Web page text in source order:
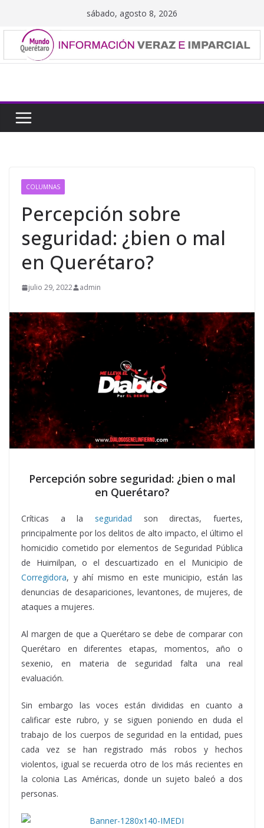
contenido
sábado, agosto 8, 2026
COLUMNAS
Percepción sobre
seguridad: ¿bien o mal
en Querétaro?
julio 29, 2022 admin
Percepción sobre seguridad: ¿bien o mal
en Querétaro?
Críticas a la seguridad son directas, fuertes,
principalmente por los delitos de alto impacto, el último el
homicidio cometido por elementos de Seguridad Pública
de Huimilpan, o el descuartizado en el Municipio de
Corregidora, y ahí mismo en este municipio, están las
denuncias de desapariciones, levantones, de mujeres, de
ataques a mujeres.
Al margen de que a Querétaro se debe de comparar con
Querétaro en diferentes etapas, momentos, año o
sexenio, en materia de seguridad falta una real
evaluación.
Sin embargo las voces están divididas en cuanto a
calificar este rubro, y se siguen poniendo en duda el
trabajo de los cuerpos de seguridad en la entidad, pues
cada vez se han registrado más robos y hechos
violentos, igual se recuerda otro de los más recientes en
la colonia Las Américas, donde un sujeto baleó a dos
personas.